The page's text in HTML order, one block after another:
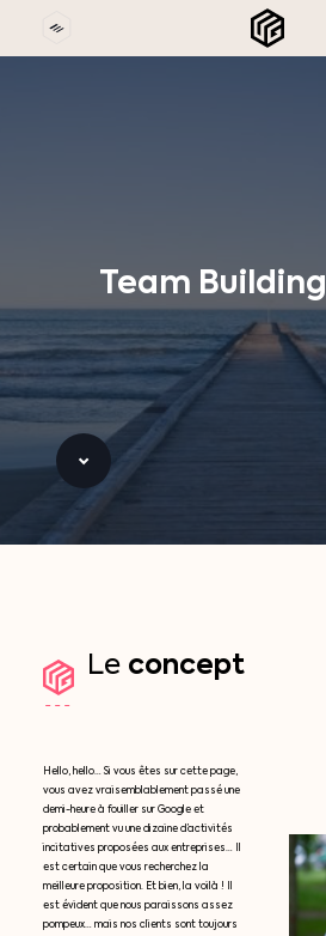
Team Building
Le concept
Hello, hello… Si vous êtes sur cette page,
vous avez vraisemblablement passé une
demi-heure à fouiller sur Google et
probablement vu une dizaine d’activités
incitatives proposées aux entreprises… Il
est certain que vous recherchez la
meilleure proposition. Et bien, la voilà ! Il
est évident que nous paraissons assez
pompeux… mais nos clients sont toujours